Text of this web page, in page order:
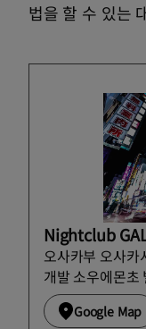
법을 할 수 있는
Nightclub
오사카부 오사카
개발 소우에몬초
Google Map